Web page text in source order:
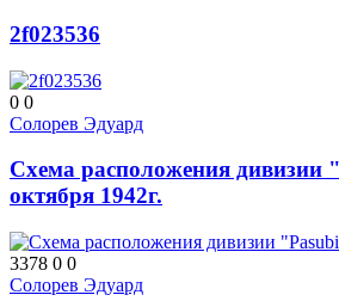
2f023536
0 0
Солорев Эдуард
Схема расположения дивизии
октября 1942г.
3378 0 0
Солорев Эдуард